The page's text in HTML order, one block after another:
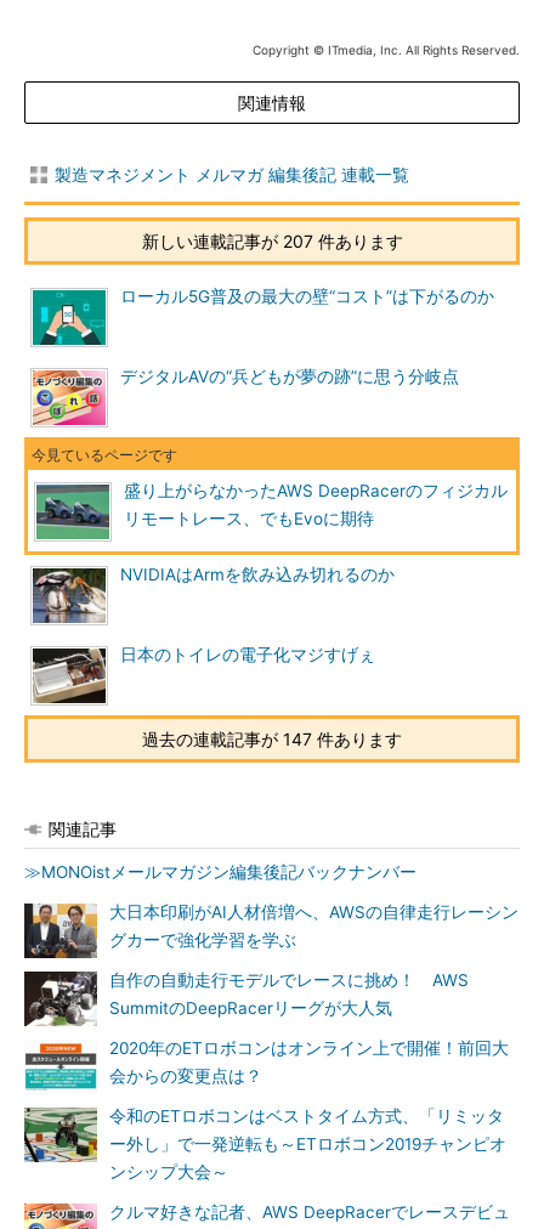
Copyright © ITmedia, Inc. All Rights Reserved.
関連情報
製造マネジメント メルマガ 編集後記 連載一覧
新しい連載記事が 207 件あります
ローカル5G普及の最大の壁“コスト”は下がるのか
デジタルAVの“兵どもが夢の跡”に思う分岐点
盛り上がらなかったAWS DeepRacerのフィジカル
リモートレース、でもEvoに期待
NVIDIAはArmを飲み込み切れるのか
日本のトイレの電子化マジすげぇ
過去の連載記事が 147 件あります
関連記事
≫MONOistメールマガジン編集後記バックナンバー
大日本印刷がAI人材倍増へ、AWSの自律走行レーシン
グカーで強化学習を学ぶ
自作の自動走行モデルでレースに挑め！ AWS
SummitのDeepRacerリーグが大人気
2020年のETロボコンはオンライン上で開催！前回大
会からの変更点は？
令和のETロボコンはベストタイム方式、「リミッタ
ー外し」で一発逆転も～ETロボコン2019チャンピオ
ンシップ大会～
クルマ好きな記者、AWS DeepRacerでレースデビュ